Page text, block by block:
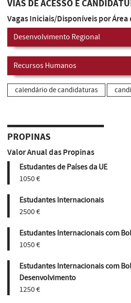
VIAS DE ACESSO E
Vagas Iniciais/Disponíveis por
Desenvolvimento Regional
Recursos Humanos
calendário de candidaturas
PROPINAS
Valor Anual das Propinas
Estudantes de Países da UE
1050 €
Estudantes Internacionais
2500 €
Estudantes Internacionais com
1050 €
Estudantes Internacionais com
Desenvolvimento
1250 €